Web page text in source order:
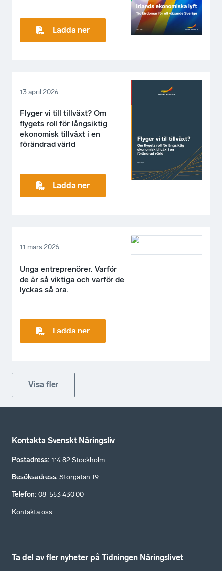
Ladda ner
13 april 2026
Flyger vi till tillväxt? Om
flygets roll för långsiktig
ekonomisk tillväxt i en
förändrad värld
Ladda ner
11 mars 2026
Unga entreprenörer. Varför
de är så viktiga och varför de
lyckas så bra.
Ladda ner
Visa fler
Kontakta Svenskt Näringsliv
Postadress: 114 82 Stockholm
Besöksadress: Storgatan 19
Telefon: 08-553 430 00
Kontakta oss
Ta del av fler nyheter på Tidningen Näringslivet